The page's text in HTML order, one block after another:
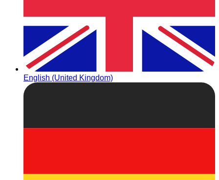
English (United Kingdom)